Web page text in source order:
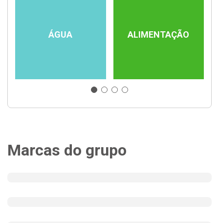
ÁGUA ALIMENTAÇÃO
Marcas do grupo